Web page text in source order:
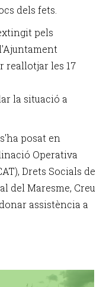
dels fets.
pels
reallotjar les 17
la situació a
posat en
Operativa
Drets Socials de
del Maresme, Creu
assistència a